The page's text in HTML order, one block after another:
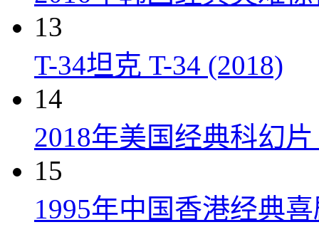
13
T-34坦克 T-34 (2018)
14
2018年美国经典科幻
15
1995年中国香港经典